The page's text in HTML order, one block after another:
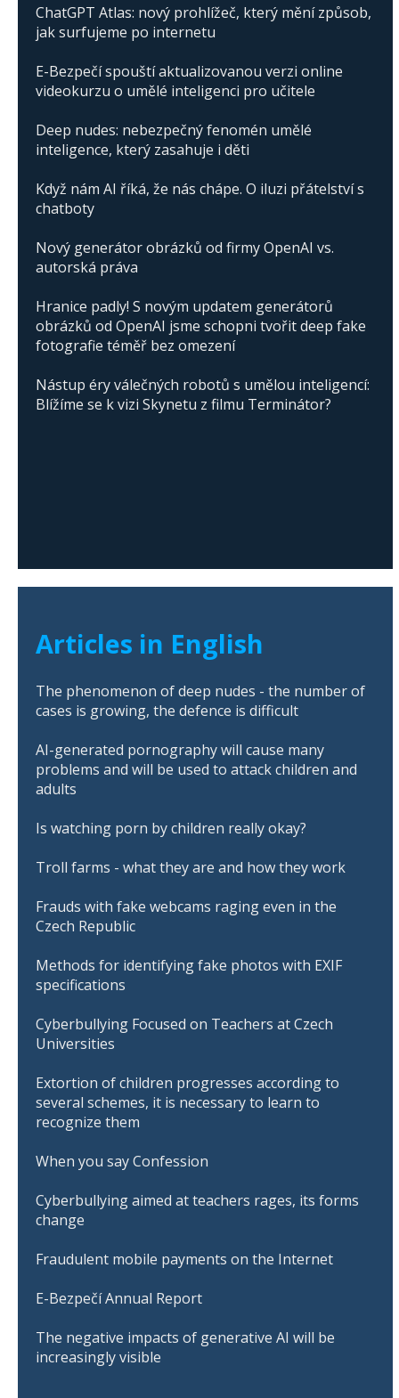
ChatGPT Atlas: nový prohlížeč, který mění způsob,
jak surfujeme po internetu
E-Bezpečí spouští aktualizovanou verzi online
videokurzu o umělé inteligenci pro učitele
Deep nudes: nebezpečný fenomén umělé
inteligence, který zasahuje i děti
Když nám AI říká, že nás chápe. O iluzi přátelství s
chatboty
Nový generátor obrázků od firmy OpenAI vs.
autorská práva
Hranice padly! S novým updatem generátorů
obrázků od OpenAI jsme schopni tvořit deep fake
fotografie téměř bez omezení
Nástup éry válečných robotů s umělou inteligencí:
Blížíme se k vizi Skynetu z filmu Terminátor?
Articles in English
The phenomenon of deep nudes - the number of
cases is growing, the defence is difficult
AI-generated pornography will cause many
problems and will be used to attack children and
adults
Is watching porn by children really okay?
Troll farms - what they are and how they work
Frauds with fake webcams raging even in the
Czech Republic
Methods for identifying fake photos with EXIF
specifications
Cyberbullying Focused on Teachers at Czech
Universities
Extortion of children progresses according to
several schemes, it is necessary to learn to
recognize them
When you say Confession
Cyberbullying aimed at teachers rages, its forms
change
Fraudulent mobile payments on the Internet
E-Bezpečí Annual Report
The negative impacts of generative AI will be
increasingly visible